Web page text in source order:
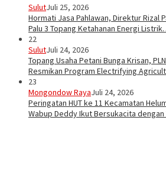
SulutJuli 25, 2026
Hormati Jasa Pahlawan, Direktur Rizal
Palu 3 Topang Ketahanan Energi
22
SulutJuli 24, 2026
Topang Usaha Petani Bunga Krisan,
Resmikan Program Electrifying
23
Mongondow RayaJuli 24, 2026
Peringatan HUT ke 11 Kecamatan
Wabup Deddy Ikut Bersukacita